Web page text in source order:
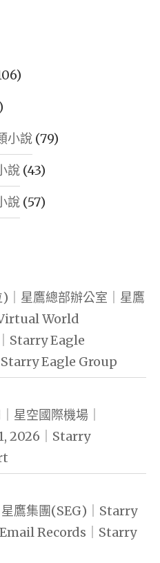
小說 (79)
說 (43)
說 (57)
｜星鷹總部辦公室｜星鷹
World
Starry Eagle
Eagle Group
星空國際機場｜
2026｜Starry
鷹集團(SEG)｜Starry
Records｜Starry